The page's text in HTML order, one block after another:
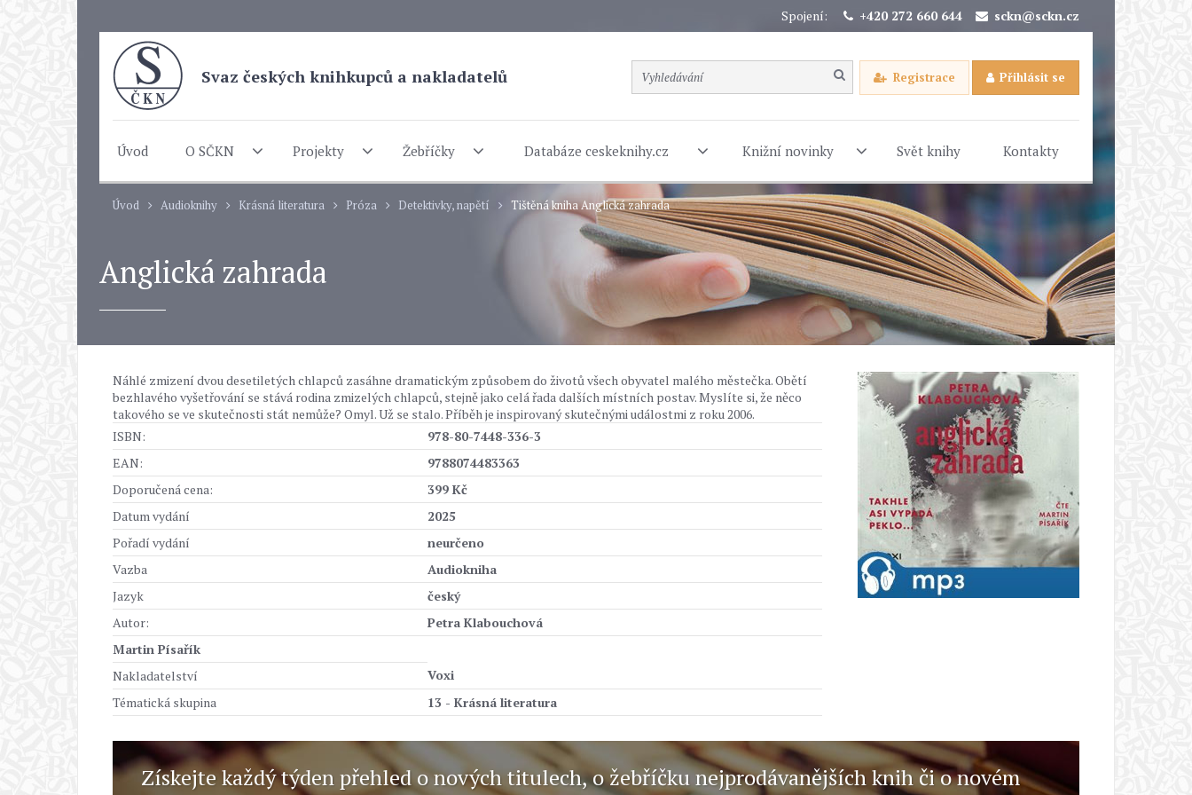
Spojení: +420 272 660 644 sckn@sckn.cz
Svaz českých knihkupců a nakladatelů Registrace Přihlásit se
Úvod O SČKN Projekty Žebříčky Databáze ceskeknihy.cz Knižní novinky Svět knihy Kontakty
Úvod Audioknihy Krásná literatura Próza Detektivky, napětí Tištěná kniha Anglická zahrada
Anglická zahrada
Náhlé zmizení dvou desetiletých chlapců zasáhne dramatickým způsobem do životů všech obyvatel malého městečka. Obětí
bezhlavého vyšetřování se stává rodina zmizelých chlapců, stejně jako celá řada dalších místních postav. Myslíte si, že něco
takového se ve skutečnosti stát nemůže? Omyl. Už se stalo. Příběh je inspirovaný skutečnými událostmi z roku 2006.
ISBN:
978-80-7448-336-3
EAN:
9788074483363
Doporučená cena:
399 Kč
Datum vydání
2025
Pořadí vydání
neurčeno
Vazba
Audiokniha
Jazyk
český
Autor:
Petra Klabouchová
Martin Písařík
Nakladatelství
Voxi
Tématická skupina
13 - Krásná literatura
Získejte každý týden přehled o nových titulech, o žebříčku nejprodávanějších knih či o novém